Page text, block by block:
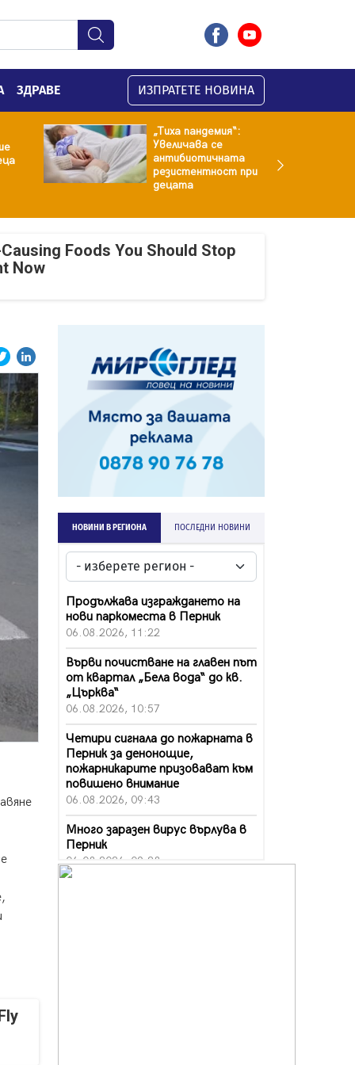
ЗДРАВЕ ИЗПРАТЕТЕ НОВИНА
„Тиха пандемия“:
Увеличава се
антибиотичната
резистентност при
децата
Foods You Should Stop
Now
НОВИНИ В РЕГИОНА ПОСЛЕДНИ НОВИНИ
Продължава изграждането на
нови паркоместа в Перник
06.08.2026, 11:22
Върви почистване на главен път
от квартал „Бела вода“ до кв.
„Църква“
06.08.2026, 10:57
Четири сигнала до пожарната в
Перник за денонощие,
пожарникарите призовават към
повишено внимание
06.08.2026, 09:43
Много заразен вирус върлува в
Перник
06.08.2026, 09:28